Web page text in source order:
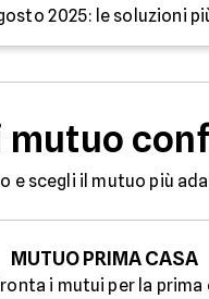
2025: le soluzioni
e scegli il mutuo più
MUTUO PRIMA CASA
i mutui per la prima